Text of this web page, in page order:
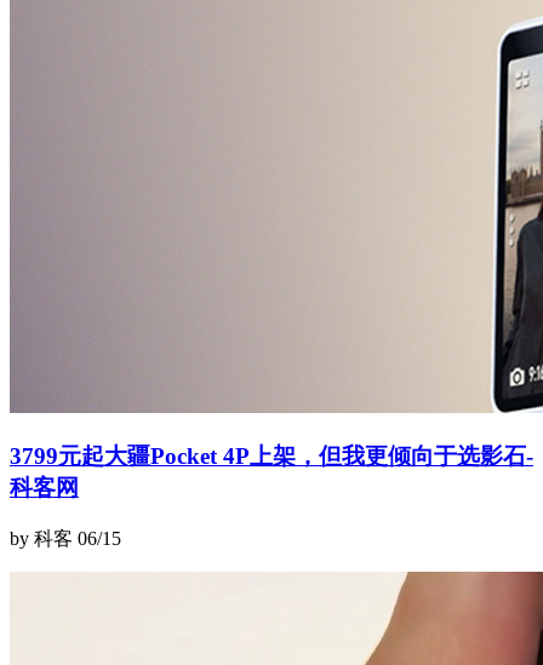
3799元起大疆Pocket 4P上架，但我更倾向于选影石-
科客网
by 科客 06/15